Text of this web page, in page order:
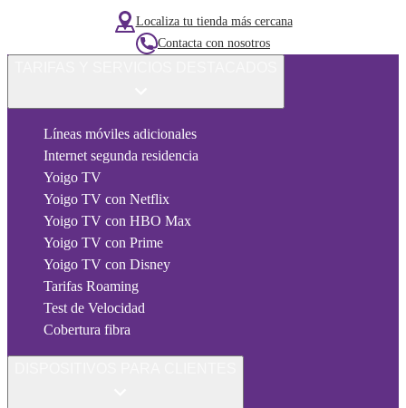
Localiza tu tienda más cercana
Contacta con nosotros
Líneas móviles adicionales
Internet segunda residencia
Yoigo TV
Yoigo TV con Netflix
Yoigo TV con HBO Max
Yoigo TV con Prime
Yoigo TV con Disney
Tarifas Roaming
Test de Velocidad
Cobertura fibra